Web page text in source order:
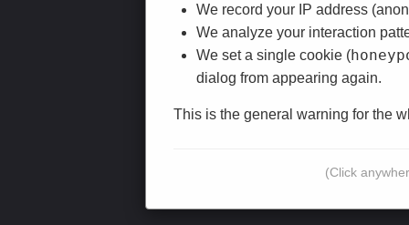
We record your IP address
We analyze your interaction
We set a single cookie (
dialog from appearing again.
This is the general warning for the
(Click